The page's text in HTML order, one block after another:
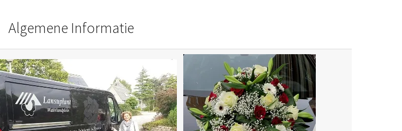
Algemene Informatie